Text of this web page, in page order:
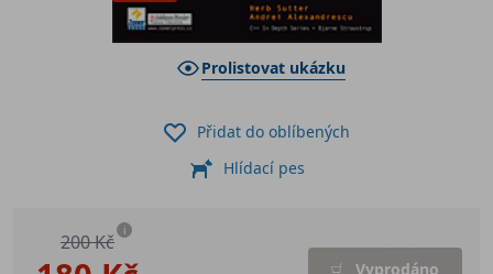
Prolistovat ukázku
200 Kč i
Vyprodáno
Přidat do oblíbených
Hlídací pes